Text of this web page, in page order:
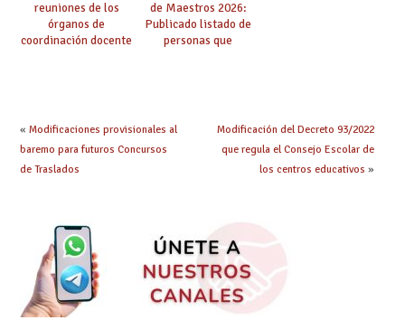
reuniones de los
órganos de
coordinación docente
de Maestros 2026:
Publicado listado de
personas que
« Modificaciones provisionales al
baremo para futuros Concursos
de Traslados
Modificación del Decreto 93/2022
que regula el Consejo Escolar de
los centros educativos »